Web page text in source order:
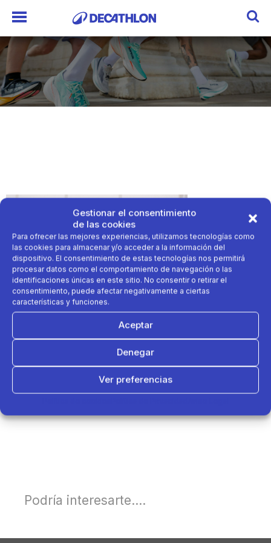
Gestionar el consentimiento
de las cookies
Para ofrecer las mejores experiencias, utilizamos tecnologías como
las cookies para almacenar y/o acceder a la información del
dispositivo. El consentimiento de estas tecnologías nos permitirá
procesar datos como el comportamiento de navegación o las
identificaciones únicas en este sitio. No consentir o retirar el
consentimiento, puede afectar negativamente a ciertas
características y funciones.
Aceptar
Denegar
Ver preferencias
Podría interesarte....